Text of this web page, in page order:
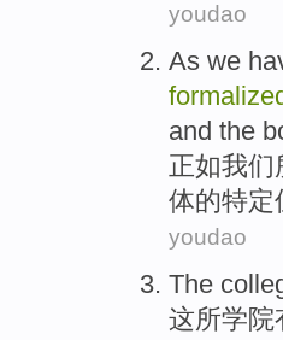
youdao
As we
and the
正如我们
体的特定
youdao
The
这所学院